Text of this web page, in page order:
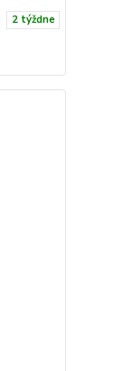
2 týždne